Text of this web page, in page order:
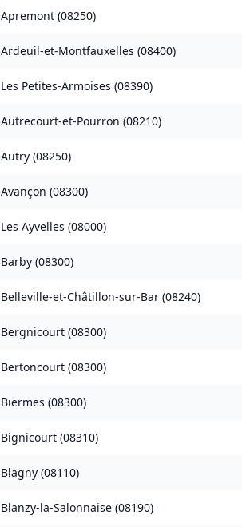
Apremont (08250)
Ardeuil-et-Montfauxelles (08400)
Les Petites-Armoises (08390)
Autrecourt-et-Pourron (08210)
Autry (08250)
Avançon (08300)
Les Ayvelles (08000)
Barby (08300)
Belleville-et-Châtillon-sur-Bar (08240)
Bergnicourt (08300)
Bertoncourt (08300)
Biermes (08300)
Bignicourt (08310)
Blagny (08110)
Blanzy-la-Salonnaise (08190)